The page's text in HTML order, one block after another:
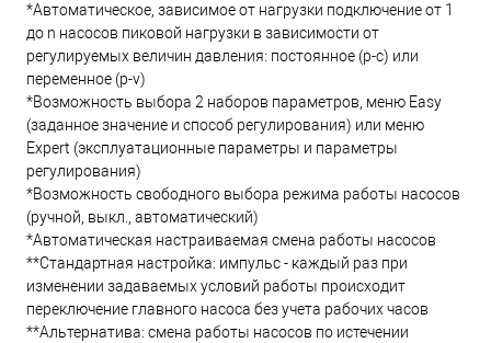
*Автоматическое, зависимое от нагрузки подключение от 1
до n насосов пиковой нагрузки в зависимости от
регулируемых величин давления: постоянное (p-c) или
переменное (p-v)
*Возможность выбора 2 наборов параметров, меню Easy
(заданное значение и способ регулирования) или меню
Expert (эксплуатационные параметры и параметры
регулирования)
*Возможность свободного выбора режима работы насосов
(ручной, выкл., автоматический)
*Автоматическая настраиваемая смена работы насосов
**Стандартная настройка: импульс - каждый раз при
изменении задаваемых условий работы происходит
переключение главного насоса без учета рабочих часов
**Альтернатива: смена работы насосов по истечении